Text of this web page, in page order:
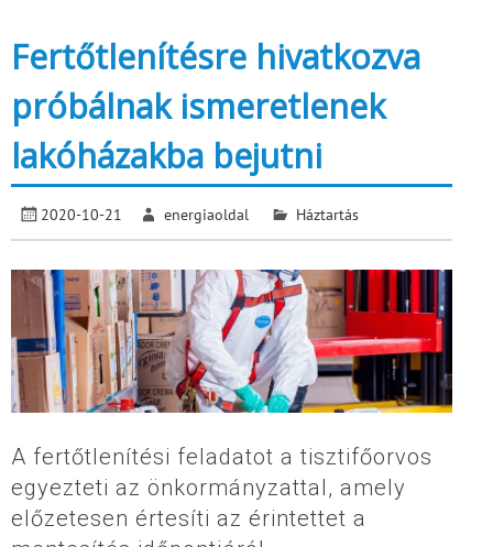
Fertőtlenítésre hivatkozva
próbálnak ismeretlenek
lakóházakba bejutni
2020-10-21 energiaoldal Háztartás
A fertőtlenítési feladatot a tisztifőorvos
egyezteti az önkormányzattal, amely
előzetesen értesíti az érintettet a